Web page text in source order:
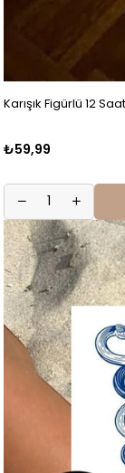
Karışık Figürlü 12
₺59,99